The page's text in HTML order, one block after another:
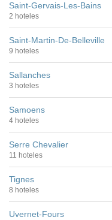
Saint-Gervais-Les-Bains
2 hoteles
Saint-Martin-De-Belleville
9 hoteles
Sallanches
3 hoteles
Samoens
4 hoteles
Serre Chevalier
11 hoteles
Tignes
8 hoteles
Uvernet-Fours